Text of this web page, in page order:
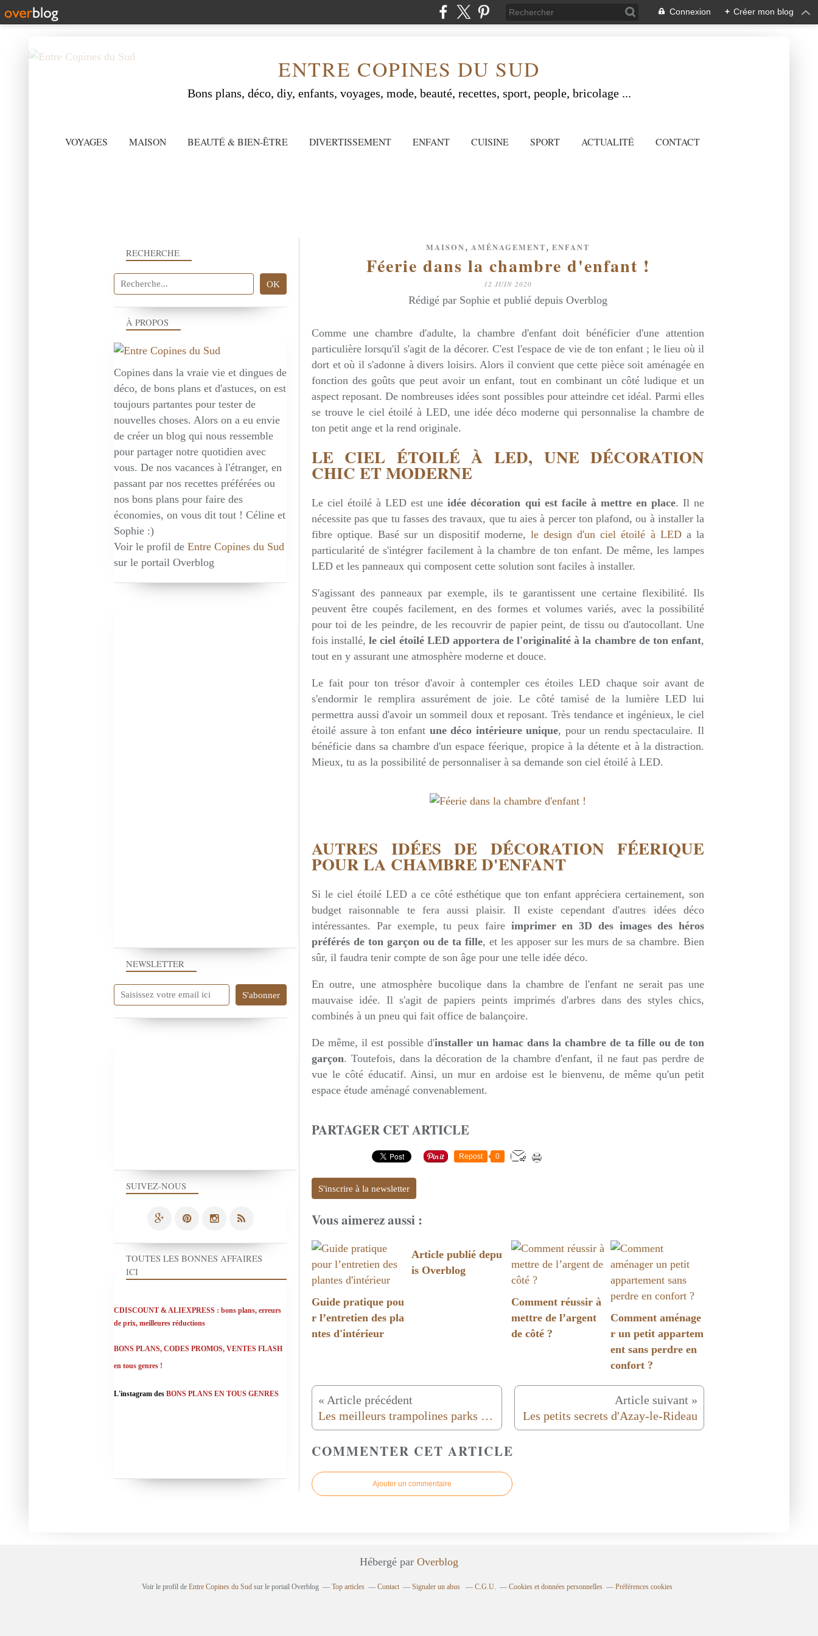
Connexion + Créer mon blog
ENTRE COPINES DU SUD
Bons plans, déco, diy, enfants, voyages, mode, beauté, recettes, sport, people, bricolage ...
VOYAGES MAISON BEAUTÉ & BIEN-ÊTRE DIVERTISSEMENT ENFANT CUISINE SPORT ACTUALITÉ CONTACT
MAISON, AMÉNAGEMENT, ENFANT
Féerie dans la chambre d'enfant !
12 JUIN 2020
Rédigé par Sophie et publié depuis Overblog
Comme une chambre d'adulte, la chambre d'enfant doit bénéficier d'une attention
particulière lorsqu'il s'agit de la décorer. C'est l'espace de vie de ton enfant ; le lieu où il
dort et où il s'adonne à divers loisirs. Alors il convient que cette pièce soit aménagée en
fonction des goûts que peut avoir un enfant, tout en combinant un côté ludique et un
aspect reposant. De nombreuses idées sont possibles pour atteindre cet idéal. Parmi elles
se trouve le ciel étoilé à LED, une idée déco moderne qui personnalise la chambre de
ton petit ange et la rend originale.
LE CIEL ÉTOILÉ À LED, UNE DÉCORATION
CHIC ET MODERNE
Le ciel étoilé à LED est uneidée décoration qui est facile à mettre en place. Il ne
nécessite pas que tu fasses des travaux, que tu aies à percer ton plafond, ou à installer la
fibre optique. Basé sur un dispositif moderne, le design d'un ciel étoilé à LEDa la
particularité de s'intégrer facilement à la chambre de ton enfant. De même, les lampes
LED et les panneaux qui composent cette solution sont faciles à installer.
S'agissant des panneaux par exemple, ils te garantissent une certaine flexibilité. Ils
peuvent être coupés facilement, en des formes et volumes variés, avec la possibilité
pour toi de les peindre, de les recouvrir de papier peint, de tissu ou d'autocollant. Une
fois installé,le ciel étoilé LED apportera de l'originalité à la chambre de ton enfant,
tout en y assurant une atmosphère moderne et douce.
Le fait pour ton trésor d'avoir à contempler ces étoiles LED chaque soir avant de
s'endormir le remplira assurément de joie. Le côté tamisé de la lumière LED lui
permettra aussi d'avoir un sommeil doux et reposant. Très tendance et ingénieux, le ciel
étoilé assure à ton enfant une déco intérieure unique, pour un rendu spectaculaire. Il
bénéficie dans sa chambre d'un espace féerique, propice à la détente et à la distraction.
Mieux, tu as la possibilité de personnaliser à sa demande son ciel étoilé à LED.
AUTRES IDÉES DE DÉCORATION FÉERIQUE
POUR LA CHAMBRE D'ENFANT
Si le ciel étoilé LED a ce côté esthétique que ton enfant appréciera certainement, son
budget raisonnable te fera aussi plaisir. Il existe cependant d'autres idées déco
intéressantes. Par exemple, tu peux faire imprimer en 3D des images des héros
préférés de ton garçon ou de ta fille, et les apposer sur les murs de sa chambre. Bien
sûr, il faudra tenir compte de son âge pour une telle idée déco.
En outre, une atmosphère bucolique dans la chambre de l'enfant ne serait pas une
mauvaise idée. Il s'agit de papiers peints imprimés d'arbres dans des styles chics,
combinés à un pneu qui fait office de balançoire.
De même, il est possible d'installer un hamac dans la chambre de ta fille ou de ton
garçon. Toutefois, dans la décoration de la chambre d'enfant, il ne faut pas perdre de
vue le côté éducatif. Ainsi, un mur en ardoise est le bienvenu, de même qu'un petit
espace étude aménagé convenablement.
PARTAGER CET ARTICLE
Repost 0
S'inscrire à la newsletter
Vous aimerez aussi :
Guide pratique pou
r l’entretien des pla
ntes d'intérieur
Article publié depu
is Overblog
Comment réussir à
mettre de l’argent
de côté ?
Comment aménage
r un petit appartem
ent sans perdre en
confort ?
« Article précédent
Les meilleurs trampolines parks de France !
Article suivant »
Les petits secrets d'Azay-le-Rideau
COMMENTER CET ARTICLE
Ajouter un commentaire
NEWSLETTER
SUIVEZ-NOUS
RECHERCHE
À PROPOS
Copines dans la vraie vie et dingues de
déco, de bons plans et d'astuces, on est
toujours partantes pour tester de
nouvelles choses. Alors on a eu envie
de créer un blog qui nous ressemble
pour partager notre quotidien avec
vous. De nos vacances à l'étranger, en
passant par nos recettes préférées ou
nos bons plans pour faire des
économies, on vous dit tout ! Céline et
Sophie :)
Voir le profil de Entre Copines du Sud
sur le portail Overblog
TOUTES LES BONNES AFFAIRES
ICI
CDISCOUNT & ALIEXPRESS : bons plans, erreurs
de prix, meilleures réductions
BONS PLANS, CODES PROMOS, VENTES FLASH
en tous genres !
L'instagram des BONS PLANS EN TOUS GENRES
Hébergé par Overblog
Voir le profil de Entre Copines du Sud sur le portail Overblog Top articles Contact Signaler un abus C.G.U. Cookies et données personnelles Préférences cookies